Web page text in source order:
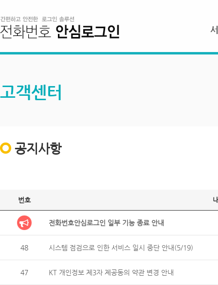
고객센터
공지사항
번호
전화번호안심로그인 일부 기능 종료 안내
48 시스템 점검으로 인한 서비스 일시 중단 안내(5/19)
47 KT 개인정보 제3자 제공동의 약관 변경 안내